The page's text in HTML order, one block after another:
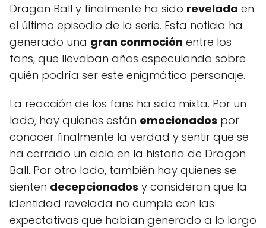
Dragon Ball y finalmente ha sido revelada en
el último episodio de la serie. Esta noticia ha
generado una gran conmoción entre los
fans, que llevaban años especulando sobre
quién podría ser este enigmático personaje.
La reacción de los fans ha sido mixta. Por un
lado, hay quienes están emocionados por
conocer finalmente la verdad y sentir que se
ha cerrado un ciclo en la historia de Dragon
Ball. Por otro lado, también hay quienes se
sienten decepcionados y consideran que la
identidad revelada no cumple con las
expectativas que habían generado a lo largo